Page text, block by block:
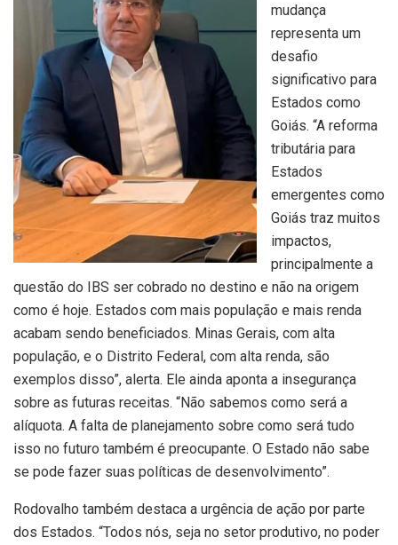
mudança
representa um
desafio
significativo para
Estados como
Goiás. “A reforma
tributária para
Estados
emergentes como
Goiás traz muitos
impactos,
principalmente a
questão do IBS ser cobrado no destino e não na origem
como é hoje. Estados com mais população e mais renda
acabam sendo beneficiados. Minas Gerais, com alta
população, e o Distrito Federal, com alta renda, são
exemplos disso”, alerta. Ele ainda aponta a insegurança
sobre as futuras receitas. “Não sabemos como será a
alíquota. A falta de planejamento sobre como será tudo
isso no futuro também é preocupante. O Estado não sabe
se pode fazer suas políticas de desenvolvimento”.
Rodovalho também destaca a urgência de ação por parte
dos Estados. “Todos nós, seja no setor produtivo, no poder